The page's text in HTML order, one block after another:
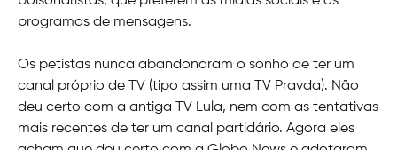
programas de mensagens.
Os petistas nunca abandonaram o sonho de ter um
canal próprio de TV (tipo assim uma TV Pravda). Não
deu certo com a antiga TV Lula, nem com as tentativas
mais recentes de ter um canal partidário. Agora eles